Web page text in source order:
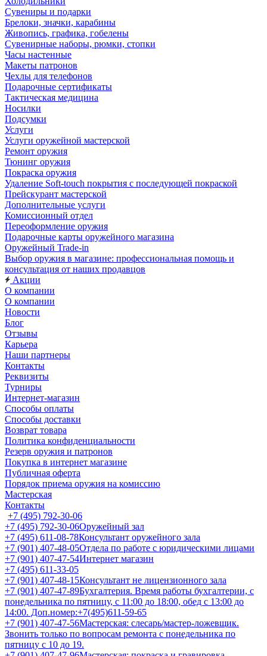
Сувениры и подарки
Брелоки, значки, карабины
Живопись, графика, гобелены
Сувенирные наборы, рюмки, стопки
Часы настенные
Макеты патронов
Чехлы для телефонов
Подарочные сертификаты
Тактическая медицина
Носилки
Подсумки
Услуги
Услуги оружейной мастерской
Ремонт оружия
Тюнинг оружия
Покраска оружия
Удаление Soft-touch покрытия с последующей покраской
Прейскурант мастерской
Дополнительные услуги
Комиссионный отдел
Переоформление оружия
Подарочные карты оружейного магазина
Оружейный Trade-in
Выбор оружия в магазине: профессиональная помощь и
консультация от наших продавцов
Акции
О компании
О компании
Новости
Блог
Отзывы
Карьера
Наши партнеры
Контакты
Реквизиты
Турниры
Интернет-магазин
Способы оплаты
Способы доставки
Возврат товара
Политика конфиденциальности
Резерв оружия и патронов
Покупка в интернет магазине
Публичная оферта
Порядок приема оружия на комиссию
Мастерская
Контакты
+7 (495) 792-30-06
+7 (495) 792-30-06Оружейный зал
+7 (495) 611-08-78Консультант оружейного зала
+7 (901) 407-48-05Отдела по работе с юридическими лицами
+7 (901) 407-47-54Интернет магазин
+7 (495) 611-33-05
+7 (901) 407-48-15Консультант не лицензионного зала
+7 (901) 407-47-89Бухгалтерия. Время работы бухгалтерии, с
понедельника по пятницу, с 11:00 до 18:00, обед с 13:00 до
14:00. Доп.номер:+7(495)611-59-65
+7 (901) 407-47-56Мастерская: слесарь/мастер-ложевщик.
Звонить только по вопросам ремонта с понедельника по
пятницу с 10 до 19.